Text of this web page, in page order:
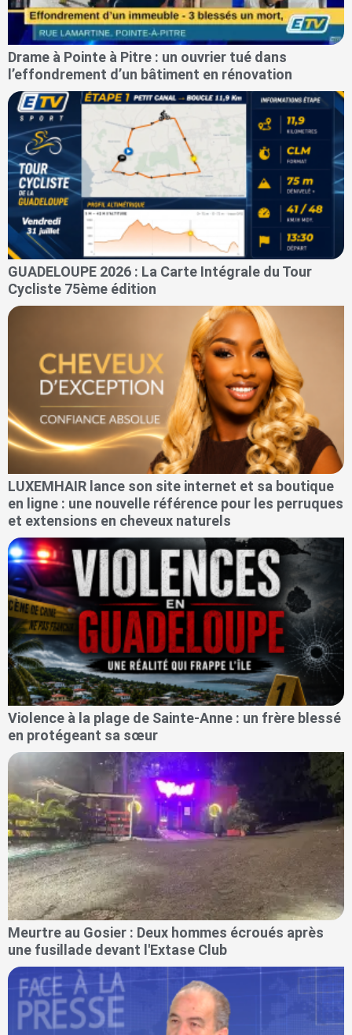
Drame à Pointe à Pitre : un ouvrier tué dans
l’effondrement d’un bâtiment en rénovation
GUADELOUPE 2026 : La Carte Intégrale du Tour
Cycliste 75ème édition
LUXEMHAIR lance son site internet et sa boutique
en ligne : une nouvelle référence pour les perruques
et extensions en cheveux naturels
Violence à la plage de Sainte-Anne : un frère blessé
en protégeant sa sœur
Meurtre au Gosier : Deux hommes écroués après
une fusillade devant l'Extase Club